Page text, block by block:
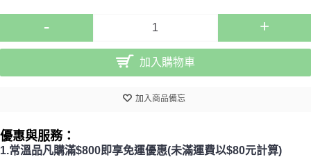
- +
加入購物車
加入商品備忘
優惠與服務：
1.常溫品凡購滿$800即享免運優惠(未滿運費以$80元計算)